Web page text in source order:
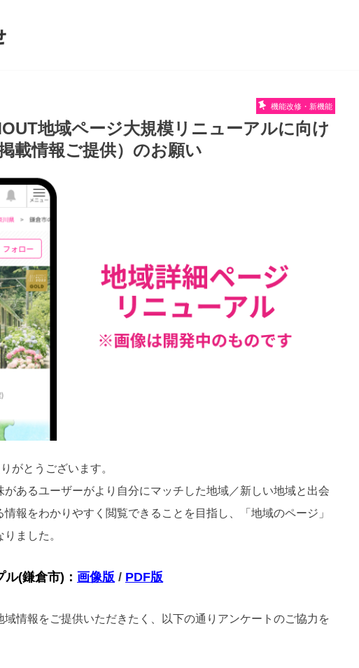
機能改修・新機能
地域ページ大規模リニューアルに向け
載情報ご提供）のお願い
がとうございます。
あるユーザーがより自分にマッチした地域／新しい地域と出会
報をわかりやすく閲覧できることを目指し、「地域のページ」
ました。
(鎌倉市)： 画像版 / PDF版
情報をご提供いただきたく、以下の通りアンケートのご協力を